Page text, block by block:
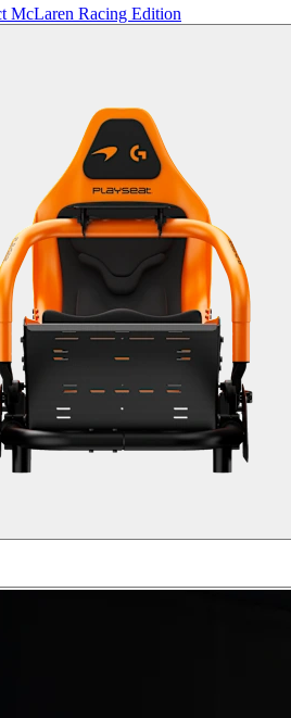
McLaren Racing Edition